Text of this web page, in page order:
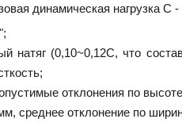
динамическая нагрузка C
натяг (0,10~0,12C, что
отклонения по
среднее отклонение по